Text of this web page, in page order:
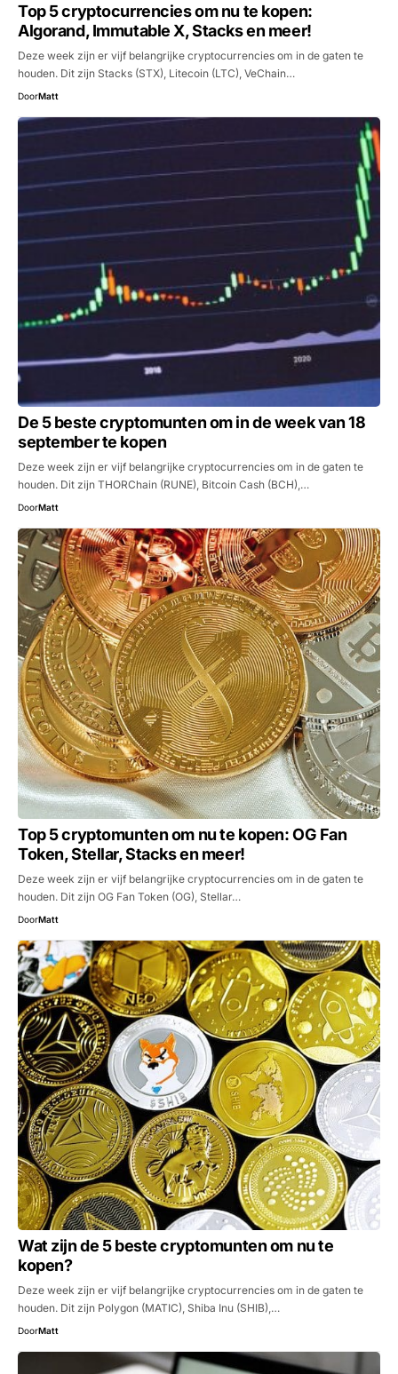
Top 5 cryptocurrencies om nu te kopen:
Algorand, Immutable X, Stacks en meer!
Deze week zijn er vijf belangrijke cryptocurrencies om in de gaten te
houden. Dit zijn Stacks (STX), Litecoin (LTC), VeChain…
DoorMatt
De 5 beste cryptomunten om in de week van 18
september te kopen
Deze week zijn er vijf belangrijke cryptocurrencies om in de gaten te
houden. Dit zijn THORChain (RUNE), Bitcoin Cash (BCH),…
DoorMatt
Top 5 cryptomunten om nu te kopen: OG Fan
Token, Stellar, Stacks en meer!
Deze week zijn er vijf belangrijke cryptocurrencies om in de gaten te
houden. Dit zijn OG Fan Token (OG), Stellar…
DoorMatt
Wat zijn de 5 beste cryptomunten om nu te
kopen?
Deze week zijn er vijf belangrijke cryptocurrencies om in de gaten te
houden. Dit zijn Polygon (MATIC), Shiba Inu (SHIB),…
DoorMatt